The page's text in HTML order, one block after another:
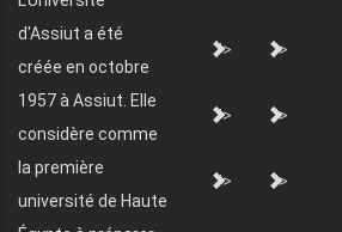
d'Assiut a été
créée en octobre
1957 à Assiut. Elle
considère comme
la première
université de Haute
"> ">
"> ">
"> ">